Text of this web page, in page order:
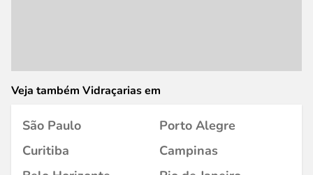
Veja também Vidraçarias em
São Paulo
Porto Alegre
Curitiba
Campinas